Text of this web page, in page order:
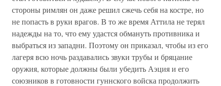
стороны римлян он даже решил сжечь себя на костре, но
не попасть в руки врагов. В то же время Аттила не терял
надежды на то, что ему удастся обмануть противника и
выбраться из западни. Поэтому он приказал, чтобы из его
лагеря всю ночь раздавались звуки трубы и бряцание
оружия, которые должны были убедить Аэция и его
союзников в готовности гуннского войска продолжить